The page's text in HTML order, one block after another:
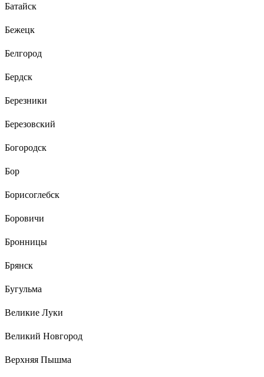
Батайск
Бежецк
Белгород
Бердск
Березники
Березовский
Богородск
Бор
Борисоглебск
Боровичи
Бронницы
Брянск
Бугульма
Великие Луки
Великий Новгород
Верхняя Пышма